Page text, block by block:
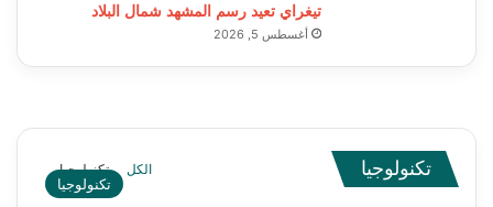
تيغراي تعيد رسم المشهد شمال البلاد
أغسطس 5, 2026
تكنولوجيا الكل تكنولوجيا
تكنولوجيا